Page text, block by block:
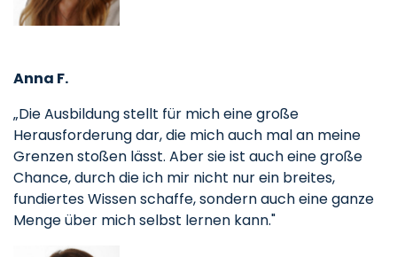
Anna F.
„Die Ausbildung stellt für mich eine große
Herausforderung dar, die mich auch mal an meine
Grenzen stoßen lässt. Aber sie ist auch eine große
Chance, durch die ich mir nicht nur ein breites,
fundiertes Wissen schaffe, sondern auch eine ganze
Menge über mich selbst lernen kann."